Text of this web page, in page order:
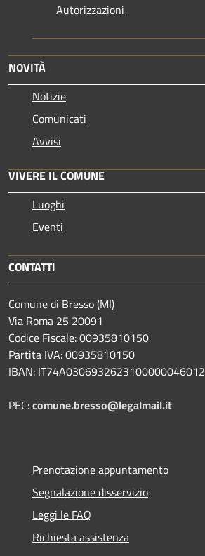
Autorizzazioni
NOVITÀ
Notizie
Comunicati
Avvisi
VIVERE IL COMUNE
Luoghi
Eventi
CONTATTI
Comune di Bresso (MI)
Via Roma 25 20091
Codice Fiscale: 00935810150
Partita IVA: 00935810150
IBAN: IT74A0306932623100000046012
PEC:comune.bresso@legalmail.it
Prenotazione appuntamento
Segnalazione disservizio
Leggi le FAQ
Richiesta assistenza